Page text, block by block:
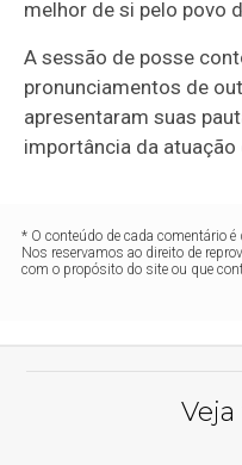
melhor de si pelo povo
A sessão de posse
pronunciamentos de
apresentaram suas
importância da
* O conteúdo de cada comentário
Nos reservamos ao direito de
com o propósito do site ou que